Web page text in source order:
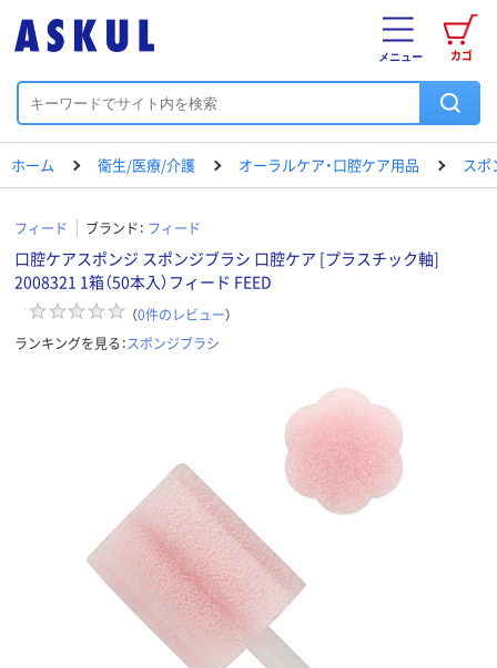
カゴ
メニュー
ホーム 衛生/医療/介護 オーラルケア・口腔ケア用品 スポ
フィード ブランド： フィード
口腔ケアスポンジ スポンジブラシ 口腔ケア [プラスチック軸]
2008321 1箱（50本入）フィード FEED
（0件のレビュー）
ランキングを見る：スポンジブラシ